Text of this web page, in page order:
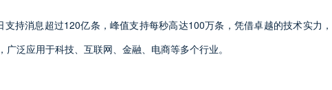
持消息超过120亿条，峰值支持每秒高达100万条，凭借卓越的技术实力，
泛应用于科技、互联网、金融、电商等多个行业。